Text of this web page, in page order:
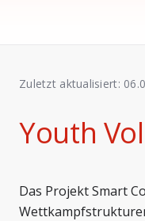
Zuletzt aktualisiert:
Youth
Das Projekt Smart